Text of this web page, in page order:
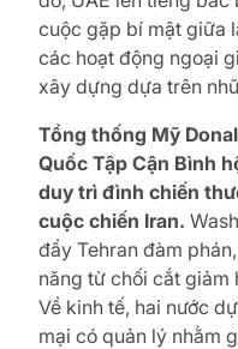
cuộc gặp bí mật giữa
các hoạt động ngoại
xây dựng dựa trên
Tổng thống Mỹ
Quốc Tập Cận Bình
duy trì đình chiến
cuộc chiến Iran.
đẩy Tehran đàm
năng từ chối cắt giảm
Về kinh tế, hai nước
mại có quản lý nhằm